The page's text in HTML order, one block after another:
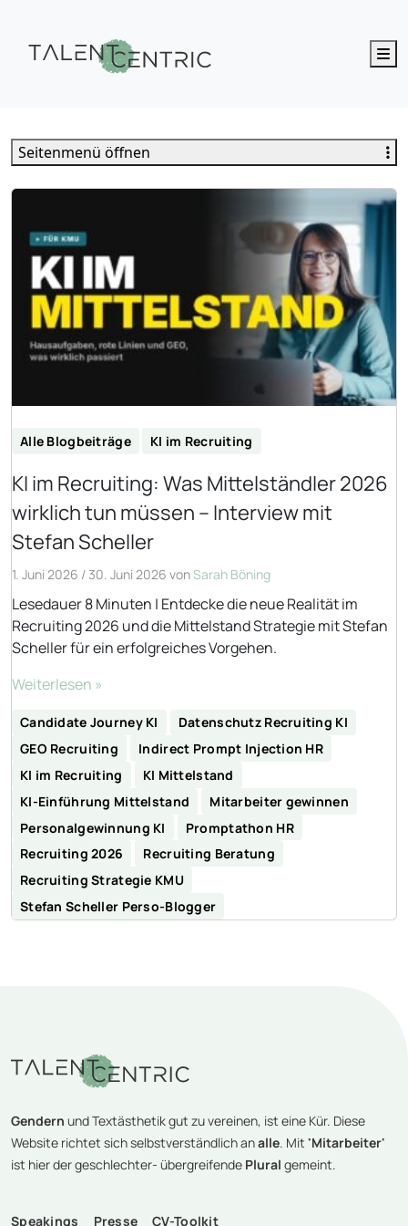
Alle Blogbeiträge KI im Recruiting
KI im Recruiting: Was Mittelständler 2026
wirklich tun müssen – Interview mit
Stefan Scheller
1. Juni 2026 / 30. Juni 2026 vonSarah Böning
Lesedauer 8 Minuten | Entdecke die neue Realität im
Recruiting 2026 und die Mittelstand Strategie mit Stefan
Scheller für ein erfolgreiches Vorgehen.
Weiterlesen »
Candidate Journey KI
Datenschutz Recruiting KI
GEO Recruiting
Indirect Prompt Injection HR
KI im Recruiting
KI Mittelstand
KI-Einführung Mittelstand
Mitarbeiter gewinnen
Personalgewinnung KI
Promptathon HR
Recruiting 2026
Recruiting Beratung
Recruiting Strategie KMU
Stefan Scheller Perso-Blogger
Seitenmenü öffnen
Gendern und Textästhetik gut zu vereinen, ist eine Kür. Diese
Website richtet sich selbstverständlich analle. Mit 'Mitarbeiter'
ist hier der geschlechter- übergreifende Plural gemeint.
Speakings Presse CV-Toolkit